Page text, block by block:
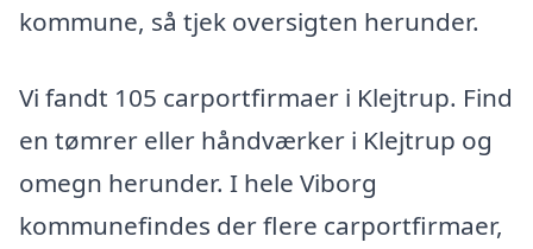
kommune, så tjek oversigten herunder.
Vi fandt 105 carportfirmaer i Klejtrup. Find
en tømrer eller håndværker i Klejtrup og
omegn herunder. I hele Viborg
kommunefindes der flere carportfirmaer,